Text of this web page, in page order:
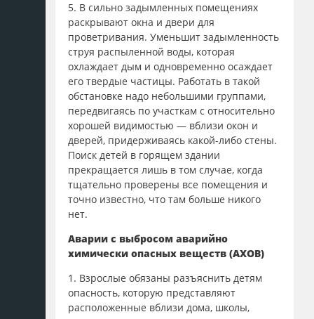
5. В сильно задымленных помещениях
раскрывают окна и двери для
проветривания. Уменьшит задымленность
струя распыленной воды, которая
охлаждает дым и одновременно осаждает
его твердые частицы. Работать в такой
обстановке надо небольшими группами,
передвигаясь по участкам с относительно
хорошей видимостью — вблизи окон и
дверей, придерживаясь какой-либо стены.
Поиск детей в горящем здании
прекращается лишь в том случае, когда
тщательно проверены все помещения и
точно известно, что там больше никого
нет.
Аварии с выбросом аварийно
химически опасных веществ(АХОВ)
1. Взрослые обязаны разъяснить детям
опасность, которую представляют
расположенные вблизи дома, школы,